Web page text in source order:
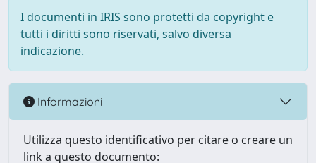
I documenti in IRIS sono protetti da copyright e
tutti i diritti sono riservati, salvo diversa
indicazione.
Informazioni
Utilizza questo identificativo per citare o creare un
link a questo documento: